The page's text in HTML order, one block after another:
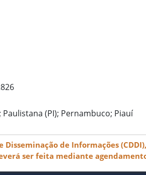
(PI); Pernambuco; Piauí
de Informações
ser feita mediante